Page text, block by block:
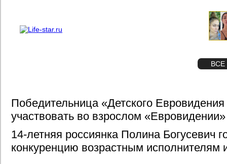
ВСЕ
Победительница «Детского
участвовать во взрослом
14-летняя россиянка Полина Богусевич
конкуренцию возрастным исполнителям